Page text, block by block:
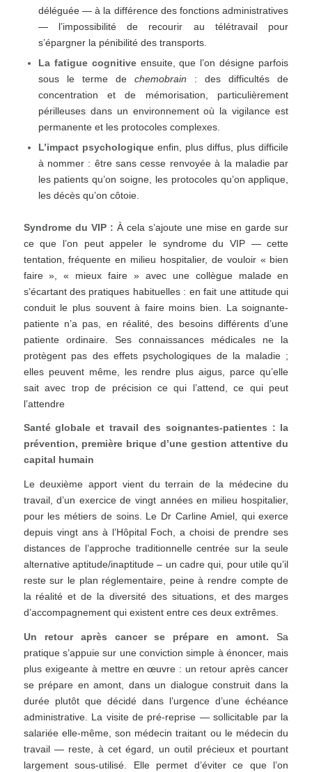
déléguée — à la différence des fonctions administratives
— l’impossibilité de recourir au télétravail pour
s’épargner la pénibilité des transports.
La fatigue cognitive ensuite, que l’on désigne parfois
sous le terme de chemobrain : des difficultés de
concentration et de mémorisation, particulièrement
périlleuses dans un environnement où la vigilance est
permanente et les protocoles complexes.
L’impact psychologique enfin, plus diffus, plus difficile
à nommer : être sans cesse renvoyée à la maladie par
les patients qu’on soigne, les protocoles qu’on applique,
les décès qu’on côtoie.
Syndrome du VIP : À cela s’ajoute une mise en garde sur
ce que l’on peut appeler le syndrome du VIP — cette
tentation, fréquente en milieu hospitalier, de vouloir « bien
faire », « mieux faire » avec une collègue malade en
s’écartant des pratiques habituelles : en fait une attitude qui
conduit le plus souvent à faire moins bien. La soignante-
patiente n’a pas, en réalité, des besoins différents d’une
patiente ordinaire. Ses connaissances médicales ne la
protègent pas des effets psychologiques de la maladie ;
elles peuvent même, les rendre plus aigus, parce qu’elle
sait avec trop de précision ce qui l’attend, ce qui peut
l’attendre
Santé globale et travail des soignantes-patientes : la
prévention, première brique d’une gestion attentive du
capital humain
Le deuxième apport vient du terrain de la médecine du
travail, d’un exercice de vingt années en milieu hospitalier,
pour les métiers de soins. Le Dr Carline Amiel, qui exerce
depuis vingt ans à l’Hôpital Foch, a choisi de prendre ses
distances de l’approche traditionnelle centrée sur la seule
alternative aptitude/inaptitude – un cadre qui, pour utile qu’il
reste sur le plan réglementaire, peine à rendre compte de
la réalité et de la diversité des situations, et des marges
d’accompagnement qui existent entre ces deux extrêmes.
Un retour après cancer se prépare en amont.Sa
pratique s’appuie sur une conviction simple à énoncer, mais
plus exigeante à mettre en œuvre : un retour après cancer
se prépare en amont, dans un dialogue construit dans la
durée plutôt que décidé dans l’urgence d’une échéance
administrative. La visite de pré-reprise — sollicitable par la
salariée elle-même, son médecin traitant ou le médecin du
travail — reste, à cet égard, un outil précieux et pourtant
largement sous-utilisé. Elle permet d’éviter ce que l’on